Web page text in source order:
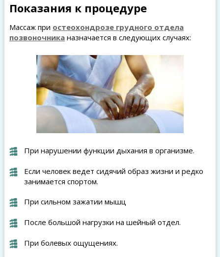
Показания к процедуре
Массаж при остеохондрозе грудного отдела
позвоночниканазначается в следующих случаях:
При нарушении функции дыхания в организме.
Если человек ведет сидячий образ жизни и редко
занимается спортом.
При сильном зажатии мышц
После большой нагрузки на шейный отдел.
При болевых ощущениях.